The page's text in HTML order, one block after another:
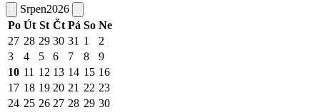
Srpen2026
Po Út St Čt Pá So Ne
27 28 29 30 31 1
2
3
4 5 6 7 8
9
10 11 12 13 14 15 16
17 18 19 20 21 22 23
24 25 26 27 28 29 30